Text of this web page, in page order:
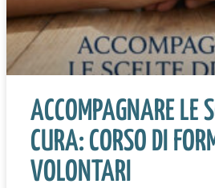
ACCOMPAGNARE LE
CURA: CORSO DI
VOLONTARI